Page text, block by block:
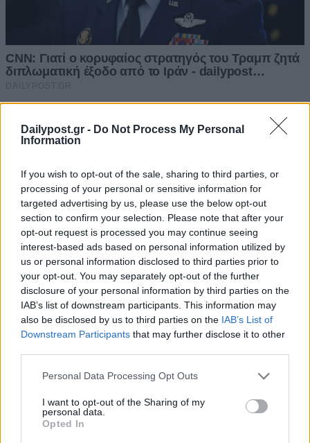
Dailypost.gr - Do Not Process My Personal
Information
If you wish to opt-out of the sale, sharing to third parties, or
processing of your personal or sensitive information for
targeted advertising by us, please use the below opt-out
section to confirm your selection. Please note that after your
opt-out request is processed you may continue seeing
interest-based ads based on personal information utilized by
us or personal information disclosed to third parties prior to
your opt-out. You may separately opt-out of the further
disclosure of your personal information by third parties on the
IAB’s list of downstream participants. This information may
also be disclosed by us to third parties on the IAB’s List of
Downstream Participants that may further disclose it to other
Personal Data Processing Opt Outs
I want to opt-out of the Sharing of my
personal data.
Opted In